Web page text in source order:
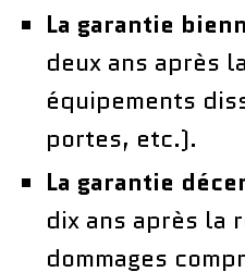
La garantie
deux ans après
équipements
portes, etc.).
La garantie
dix ans après la
dommages